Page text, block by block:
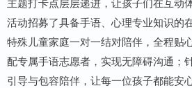
活动招募了具备手语、心理专业知识的
特殊儿童家庭一对一结对陪伴，全程贴
配专属手语志愿者，实现无障碍沟通；
引导与包容陪伴，让每一位孩子都能安